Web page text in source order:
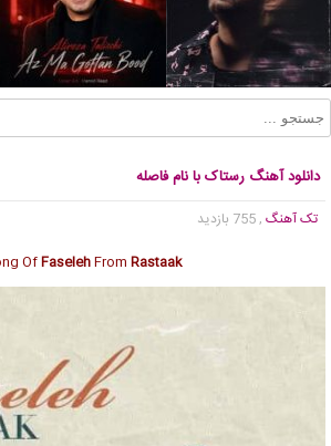
دانلود آهنگ رستاک با نام فاصله
تک آهنگ , 755 بازدید
OfFaselehFrom Rastaak